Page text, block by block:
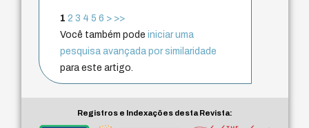
1 2 3 4 5 6 > >>
Você também podeiniciar uma
pesquisa avançada por similaridade
para este artigo.
Registros e Indexações desta Revista: